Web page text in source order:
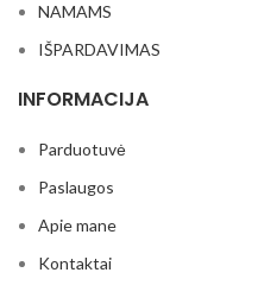
NAMAMS
IŠPARDAVIMAS
INFORMACIJA
Parduotuvė
Paslaugos
Apie mane
Kontaktai